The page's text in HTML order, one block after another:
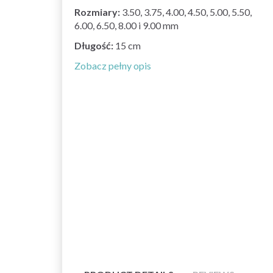
Rozmiary: 3.50, 3.75, 4.00, 4.50, 5.00, 5.50,
6.00, 6.50, 8.00 i 9.00 mm
Długość: 15 cm
Zobacz pełny opis